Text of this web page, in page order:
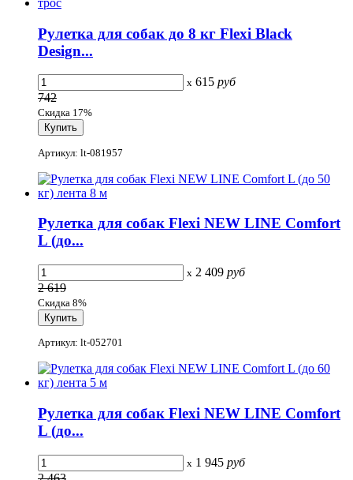
Рулетка для собак до 8 кг Flexi Black
Design...
x 615 руб
742
Скидка 17%
Артикул: lt-081957
Рулетка для собак Flexi NEW LINE Comfort
L (до...
x 2 409 руб
2 619
Скидка 8%
Артикул: lt-052701
Рулетка для собак Flexi NEW LINE Comfort
L (до...
x 1 945 руб